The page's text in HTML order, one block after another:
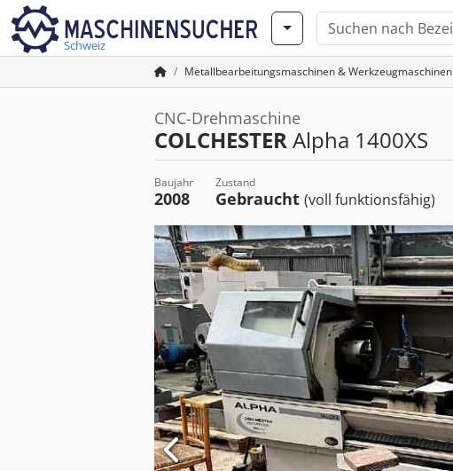
Schweiz
Metallbearbeitungsmaschinen & Werkzeugmaschinen
CNC-Drehmaschine
COLCHESTERAlpha 1400XS
Baujahr
2008
Zustand
Gebraucht (voll funktionsfähig)